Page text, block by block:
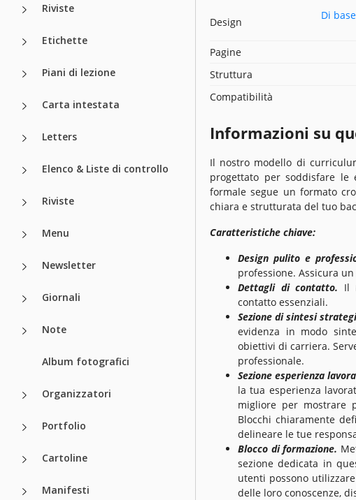
Riviste
Etichette
Piani di lezione
Carta intestata
Letters
Elenco & Liste di controllo
Riviste
Menu
Newsletter
Giornali
Note
Album fotografici
Organizzatori
Portfolio
Cartoline
Manifesti
Design
Di
Pagine
Struttura
Compatibilità
Informazioni su
Il nostro modello di
progettato per soddisfare le
formale segue un formato
chiara e strutturata del tuo
Caratteristiche chiave:
Design pulito e
professione. Assicura
Dettagli di contatto. Il
contatto essenziali.
Sezione di sintesi
evidenza in modo
obiettivi di carriera.
professionale.
Sezione esperienza
la tua esperienza
migliore per mostrare
Blocchi chiaramente
delineare le tue
Blocco di formazione.
sezione dedicata in
utenti possono
delle loro conoscenze,